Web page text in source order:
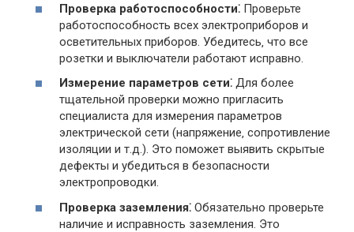
Проверка работоспособности⁚ Проверьте
работоспособность всех электроприборов и
осветительных приборов. Убедитесь‚ что все
розетки и выключатели работают исправно.
Измерение параметров сети⁚ Для более
тщательной проверки можно пригласить
специалиста для измерения параметров
электрической сети (напряжение‚ сопротивление
изоляции и т.д.). Это поможет выявить скрытые
дефекты и убедиться в безопасности
электропроводки.
Проверка заземления⁚ Обязательно проверьте
наличие и исправность заземления. Это